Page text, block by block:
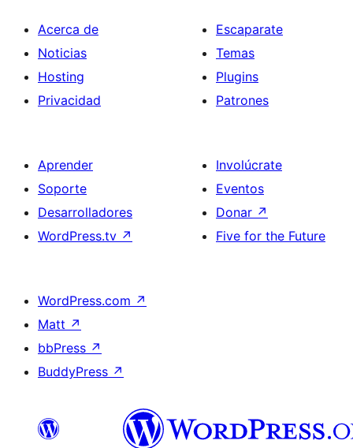
Acerca de
Noticias
Hosting
Privacidad
Escaparate
Temas
Plugins
Patrones
Aprender
Soporte
Desarrolladores
WordPress.tv ↗
Involúcrate
Eventos
Donar ↗
Five for the Future
WordPress.com ↗
Matt ↗
bbPress ↗
BuddyPress ↗